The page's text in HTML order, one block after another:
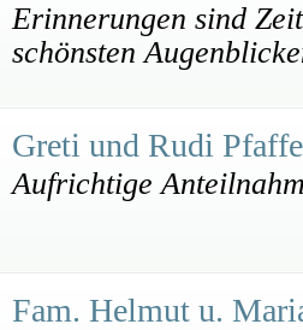
Erinnerungen sind
schönsten
Greti und Rudi
Aufrichtige
Fam. Helmut u.